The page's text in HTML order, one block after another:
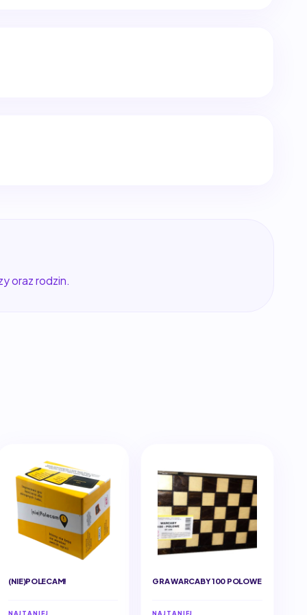
oraz rodzin.
(NIE)POLECAM!
NAJTANIEJ
GRA WARCABY 100 POLOWE
NAJTANIEJ